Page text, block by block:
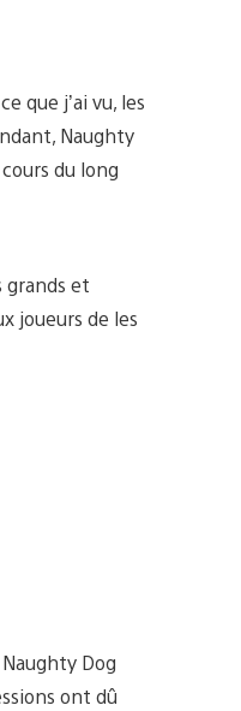
que j’ai vu, les
Naughty
du long
grands et
joueurs de les
Dog
ont dû